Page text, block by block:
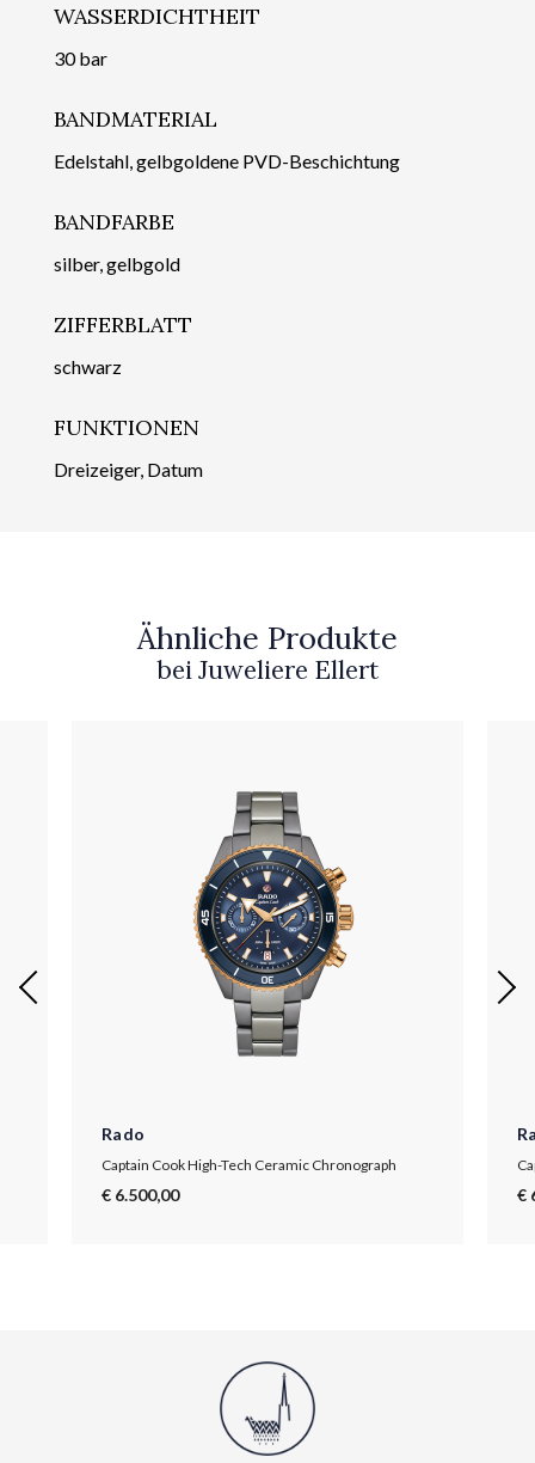
WASSERDICHTHEIT
30 bar
BANDMATERIAL
Edelstahl, gelbgoldene PVD-Beschichtung
BANDFARBE
silber, gelbgold
ZIFFERBLATT
schwarz
FUNKTIONEN
Dreizeiger, Datum
Ähnliche Produkte
bei Juweliere Ellert
Rado
Captain Cook High-Tech Ceramic Chronograph
€ 6.500,00 €